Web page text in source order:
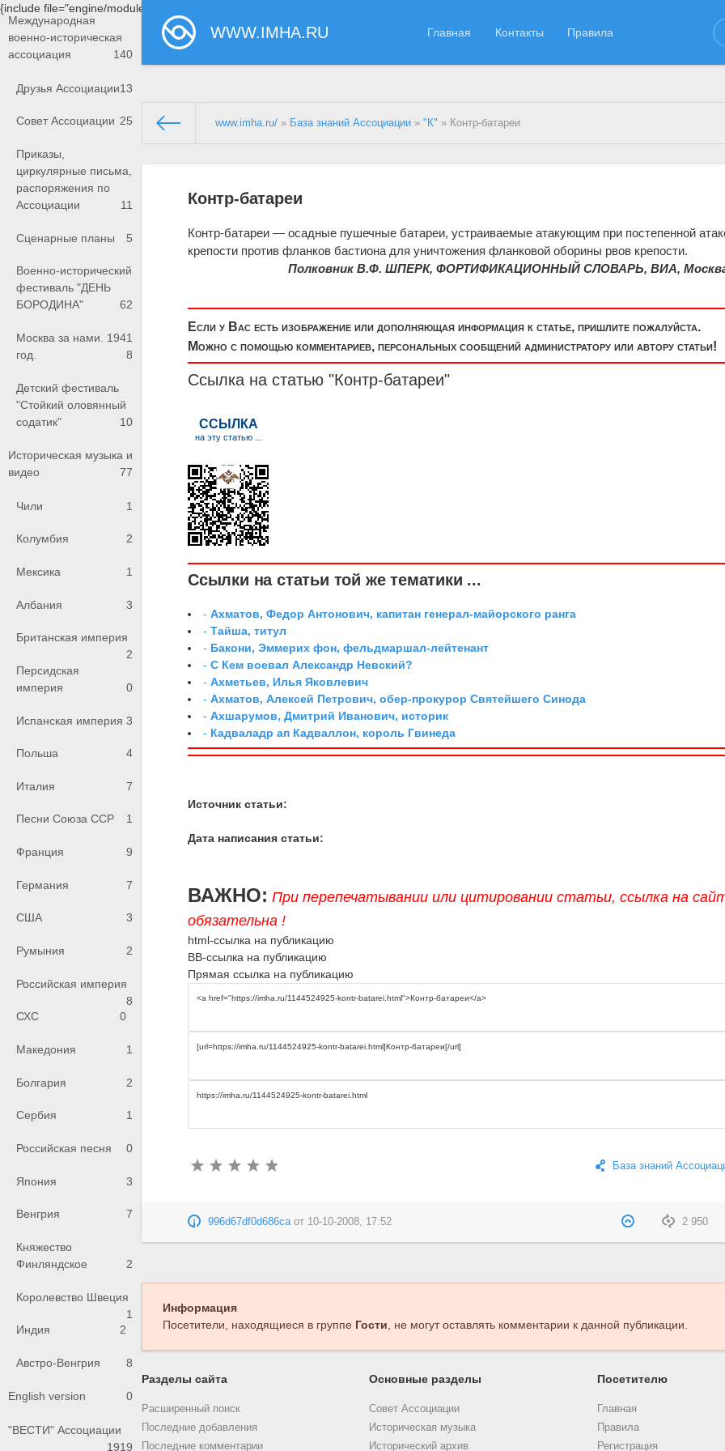
{include file="engine/modules/saperu/head.php"}
WWW.IMHA.RU Главная Контакты Правила
Международная
военно-историческая
ассоциация
140
Друзья Ассоциации13
Совет Ассоциации 25
Приказы,
циркулярные письма,
распоряжения по
Ассоциации
11
Сценарные планы 5
Военно-исторический
фестиваль "ДЕНЬ
БОРОДИНА"
62
Москва за нами. 1941
год.
8
Детский фестиваль
"Стойкий оловянный
содатик"
10
Историческая музыка и
видео
77
Чили 1
Колумбия 2
Мексика 1
Албания 3
Британская империя
2
Персидская
империя
0
Испанская империя 3
Польша 4
Италия 7
Песни Союза ССР 1
Франция 9
Германия 7
США 3
Румыния 2
Российская империя
8
СХС
0
Македония 1
Болгария 2
Сербия 1
Российская песня 0
Япония 3
Венгрия 7
Княжество
Финляндское
2
Королевство Швеция
1
Индия
2
Австро-Венгрия 8
English version 0
"ВЕСТИ" Ассоциации
1919
www.imha.ru/ » База знаний Ассоциации »"К" » Контр-батареи
Контр-батареи
Контр-батареи — осадные пушечные батареи, устраиваемые атакующим при постепенной
крепости против фланков бастиона для уничтожения фланковой оборины рвов крепости.
Полковник В.Ф. ШПЕРК, ФОРТИФИКАЦИОННЫЙ СЛОВАРЬ, ВИА,
Если у Вас есть изображение или дополняющая информация к статье, пришлите пожалуйста.
Можно с помощью комментариев, персональных сообщений администратору или автору статьи!
Ссылка на статью "Контр-батареи"
Ссылки на статьи той же тематики ...
-Ахматов, Федор Антонович, капитан генерал-майорского ранга
-Тайша, титул
- Бакони, Эммерих фон, фельдмаршал-лейтенант
-С Кем воевал Александр Невский?
-Ахметьев, Илья Яковлевич
-Ахматов, Алексей Петрович, обер-прокурор Святейшего Синода
-Ахшарумов, Дмитрий Иванович, историк
- Кадваладр ап Кадваллон, король Гвинеда
Источник статьи:
Дата написания статьи:
ВАЖНО: При перепечатывании или цитировании статьи, ссылка на
обязательна !
html-ссылка на публикацию
BB-ссылка на публикацию
Прямая ссылка на публикацию
База знаний
2 950
996d67df0d686caот 10-10-2008, 17:52
Информация
Посетители, находящиеся в группе Гости, не могут оставлять комментарии к данной публикации.
Разделы сайта
Расширенный поиск
Последние добавления
Последние комментарии
Основные разделы
Совет Ассоциации
Историческая музыка
Исторический архив
Посетителю
Главная
Правила
Регистрация